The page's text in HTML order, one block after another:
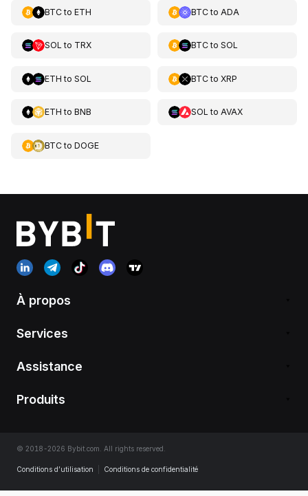
BTCto ETH BTCto ADA
SOL to TRX BTCto SOL
ETH to SOL BTCto XRP
ETH to BNB SOL to AVAX
BTCto DOGE
À propos
Services
Assistance
Produits
© 2018-2026 Bybit.com. All rights reserved.
Conditions d’utilisation Conditions de confidentialité